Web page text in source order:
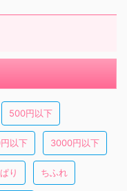
500円以下
以下 3000円以下
り ちふれ